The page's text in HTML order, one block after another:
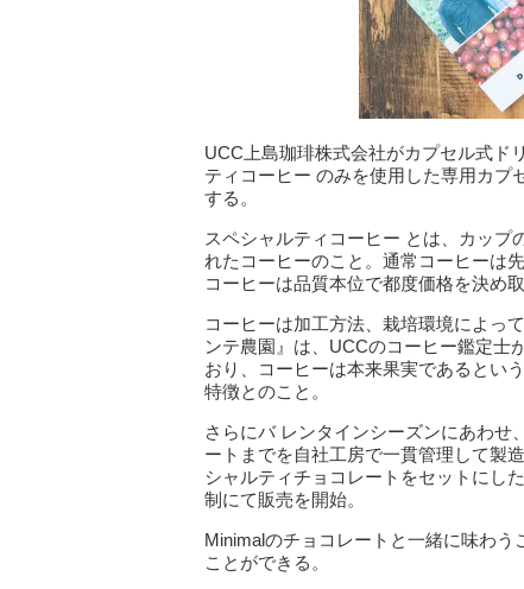
UCC上島珈琲株式会社がカプセル式ド
ティコーヒー のみを使用した専用カプ
する。
スペシャルティコーヒー とは、カップ
れたコーヒーのこと。通常コーヒーは
コーヒーは品質本位で都度価格を決め取
コーヒーは加工方法、栽培環境によっ
ンテ農園』は、UCCのコーヒー鑑定士
おり、コーヒーは本来果実であるとい
特徴とのこと。
さらにバ レンタインシーズンにあわせ
ートまでを自社工房で一貫管理して製
シャルティチョコレートをセットにし
制にて販売を開始。
Minimalのチョコレートと一緒に味わ
ことができる。